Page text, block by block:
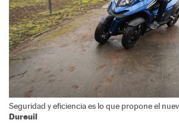
Seguridad y eficiencia es lo que propone el
Dureuil